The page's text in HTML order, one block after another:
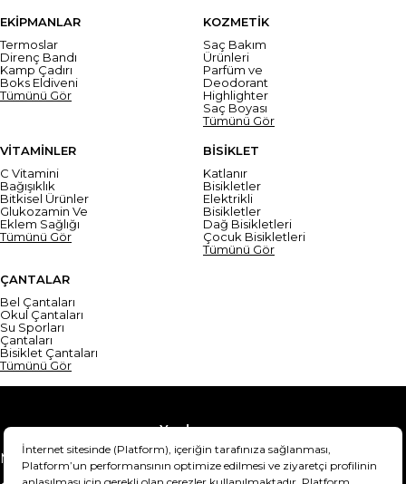
EKİPMANLAR
Termoslar
Direnç Bandı
Kamp Çadırı
Boks Eldiveni
Tümünü Gör
KOZMETİK
Saç Bakım
Ürünleri
Parfüm ve
Deodorant
Highlighter
Saç Boyası
Tümünü Gör
VİTAMİNLER
C Vitamini
Bağışıklık
Bitkisel Ürünler
Glukozamin Ve
Eklem Sağlığı
Tümünü Gör
BİSİKLET
Katlanır
Bisikletler
Elektrikli
Bisikletler
Dağ Bisikletleri
Çocuk Bisikletleri
Tümünü Gör
ÇANTALAR
Bel Çantaları
Okul Çantaları
Su Sporları
Çantaları
Bisiklet Çantaları
Tümünü Gör
Yardım
Mesafeli Satış Sözleşmesi
Teslimat Bilgisi